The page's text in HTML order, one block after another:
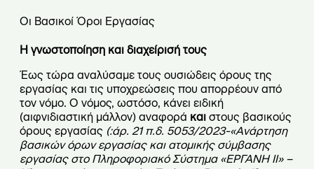
Οι Βασικοί Όροι Εργασίας
Η γνωστοποίηση και διαχείρισή τους
Έως τώρα αναλύσαμε τους ουσιώδεις όρους της
εργασίας και τις υποχρεώσεις που απορρέουν από
τον νόμο. Ο νόμος, ωστόσο, κάνει ειδική
(αιφνιδιαστική μάλλον) αναφορά και στους βασικούς
όρους εργασίας (:άρ. 21 π.δ. 5053/2023-«Ανάρτηση
βασικών όρων εργασίας και ατομικής σύμβασης
εργασίας στο Πληροφοριακό Σύστημα «ΕΡΓΑΝΗ II» –